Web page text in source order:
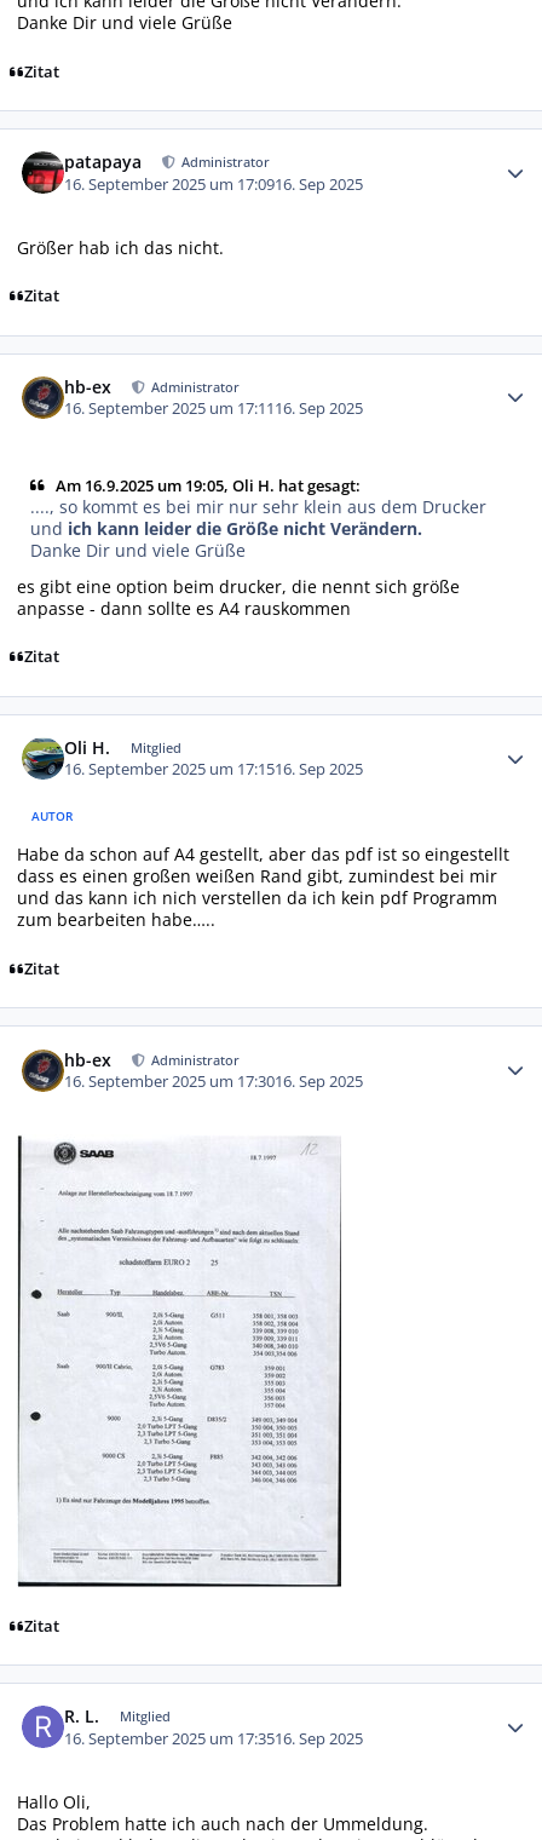
Danke Dir und viele Grüße
Zitat
patapaya Administrator
16. September 2025 um 17:0916. Sep 2025
Größer hab ich das nicht.
Zitat
hb-ex Administrator
16. September 2025 um 17:1116. Sep 2025
Am 16.9.2025 um 19:05, Oli H. hat gesagt:
...., so kommt es bei mir nur sehr klein aus dem Drucker
und ich kann leider die Größe nicht Verändern.
Danke Dir und viele Grüße
es gibt eine option beim drucker, die nennt sich größe
anpasse - dann sollte es A4 rauskommen
Zitat
Oli H. Mitglied
16. September 2025 um 17:1516. Sep 2025
AUTOR
Habe da schon auf A4 gestellt, aber das pdf ist so eingestellt
dass es einen großen weißen Rand gibt, zumindest bei mir
und das kann ich nich verstellen da ich kein pdf Programm
zum bearbeiten habe…..
Zitat
hb-ex Administrator
16. September 2025 um 17:3016. Sep 2025
Zitat
R. L. Mitglied
16. September 2025 um 17:3516. Sep 2025
Hallo Oli,
Das Problem hatte ich auch nach der Ummeldung.